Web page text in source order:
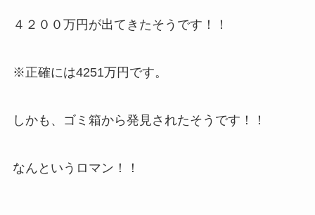
４２００万円が出てきたそうです！！
※正確には4251万円です。
しかも、ゴミ箱から発見されたそうです！！
なんというロマン！！